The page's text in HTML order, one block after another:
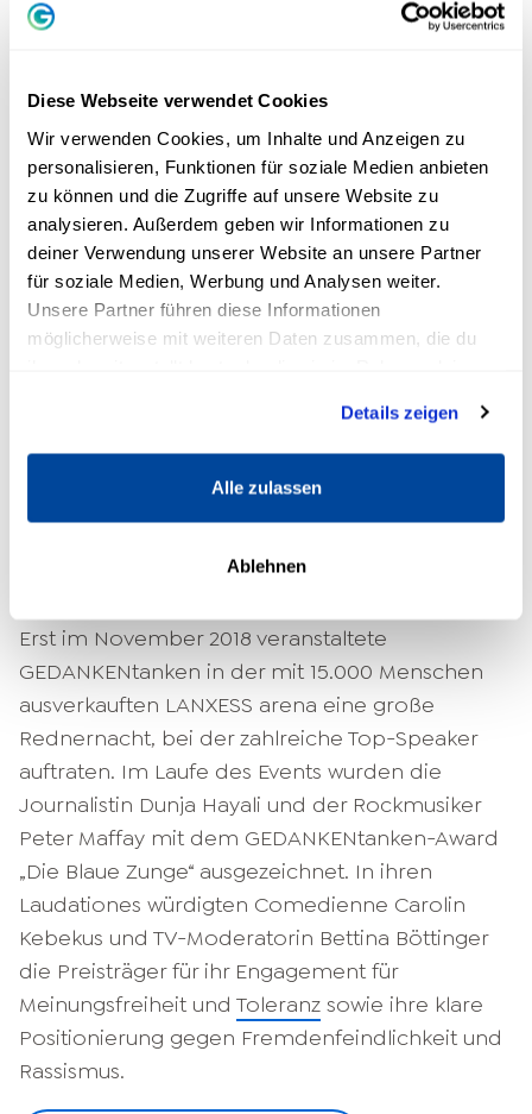
Diese Webseite verwendet Cookies
Wir verwenden Cookies, um Inhalte und Anzeigen zu
personalisieren, Funktionen für soziale Medien anbieten
zu können und die Zugriffe auf unsere Website zu
analysieren. Außerdem geben wir Informationen zu
deiner Verwendung unserer Website an unsere Partner
für soziale Medien, Werbung und Analysen weiter.
Unsere Partner führen diese Informationen
möglicherweise mit weiteren Daten zusammen, die du
Details zeigen
Alle zulassen
Ablehnen
GEDANKENtanken, geführt von den Inhabern
Themen. Ziel ist es, Menschen auf ihren
individuellen Wegen zur Selbstverwirklichung zu
begleiten, indem ihnen gute Gedanken
wirkungsvoll vermittelt werden. Stefan Frädrich,
CEO Alexander Müller und ein über 70-köpfiges
Team legen dementsprechend großen Wert
darauf, relevante Inhalte gemeinsam mit Profis,
zu bringen. Es geht darum, im Rahmen von
Events, Seminaren und Online-Kursen ein
motivierendes Umfeld zu schaffen und Wissen
zu vermitteln, das Menschen beispielsweise als
Erst im November 2018 veranstaltete
GEDANKENtanken in der mit 15.000 Menschen
ausverkauften LANXESS arena eine große
Rednernacht, bei der zahlreiche Top-Speaker
auftraten. Im Laufe des Events wurden die
Journalistin Dunja Hayali und der Rockmusiker
Peter Maffay mit dem GEDANKENtanken-Award
„Die Blaue Zunge“ ausgezeichnet. In ihren
Laudationes würdigten Comedienne Carolin
Kebekus und TV-Moderatorin Bettina Böttinger
die Preisträger für ihr Engagement für
Meinungsfreiheit und Toleranz sowie ihre klare
Positionierung gegen Fremdenfeindlichkeit und
Rassismus.